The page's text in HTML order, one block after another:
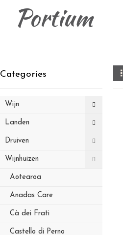
Portium
als
Categories
Wijn
Landen
Druiven
Wijnhuizen
Aotearoa
Anadas Care
Cà dei Frati
Castello di Perno